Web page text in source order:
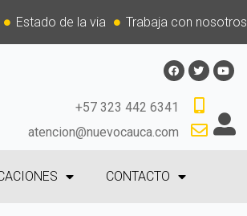
Estado de la via Trabaja con nosotros
+57 323 442 6341
atencion@nuevocauca.com
CONTACTO